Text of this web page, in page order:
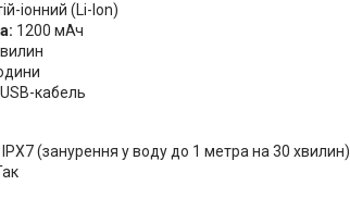
іонний (Li-Ion)
1200 мАч
USB-кабель
IPX7 (занурення у воду до 1 метра на 30 хвилин)